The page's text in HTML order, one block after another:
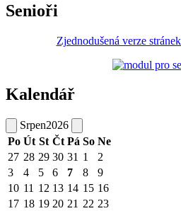
Senioři
Zjednodušená verze
Kalendář
Srpen2026
Po Út St Čt Pá So Ne
27 28 29 30 31 1
2
3
4 5 6 7 8
9
10 11 12 13 14 15 16
17 18 19 20 21 22 23